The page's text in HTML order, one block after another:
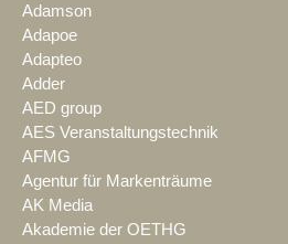
Adamson
Adapoe
Adapteo
Adder
AED group
AES Veranstaltungstechnik
AFMG
Agentur für Markenträume
AK Media
Akademie der OETHG